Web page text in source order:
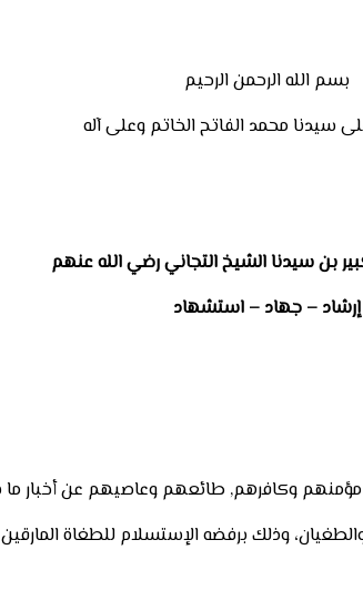
بسم الله الرحمن الرحيم
سيدنا محمد الفاتح الخاتم وعلى آله
بن سيدنا الشيخ التجاني رضي الله عنهم
إرشاد – جهاد – استشهاد
وكافرهم, طائعهم وعاصيهم عن أخبار
وذلك برفضه الإستسلام للطغاة